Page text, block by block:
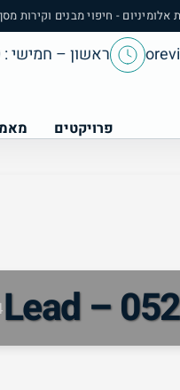
אלומיניום - חיפוי מבנים וקירות
ראשון – חמישי : 8:00 – 17:00
פרויקטים
Lead –